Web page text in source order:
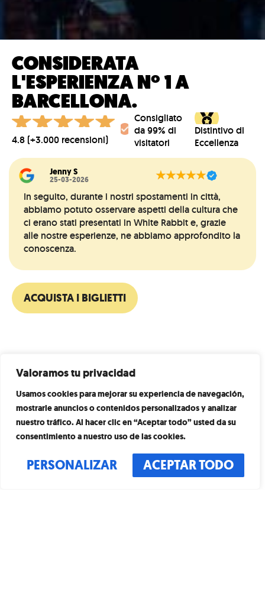
Valoramos tu privacidad
Usamos cookies para mejorar su experiencia de navegación,
mostrarle anuncios o contenidos personalizados y analizar
nuestro tráfico. Al hacer clic en “Aceptar todo” usted da su
consentimiento a nuestro uso de las cookies.
PERSONALIZAR ACEPTAR TODO
CONSIDERATA
L'ESPERIENZA Nº 1 A
BARCELLONA.
4.8 (+3.000 recensioni)
Consigliato
da 99% di
visitatori
Distintivo di
Eccellenza
Jenny S
25-03-2026 ★★★★★
In seguito, durante i nostri spostamenti in città,
abbiamo potuto osservare aspetti della cultura che
ci erano stati presentati in White Rabbit e, grazie
alle nostre esperienze, ne abbiamo approfondito la
conoscenza.
ACQUISTA I BIGLIETTI
POSIZIONE
Ci troviamo in Paseo de Gracia 55, nel cuore di
Barcellona, dove inizia la tua prossima grande
avventura.
Barcellona si vive al meglio al White Rabbit:
divertimento, cultura e molto altro.